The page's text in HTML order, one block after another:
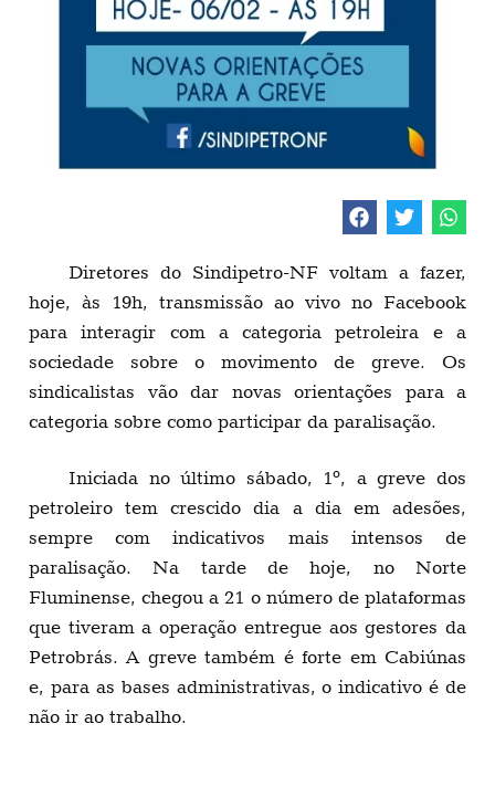
Diretores do Sindipetro-NF voltam a fazer,
hoje, às 19h, transmissão ao vivo no Facebook
para interagir com a categoria petroleira e a
sociedade sobre o movimento de greve. Os
sindicalistas vão dar novas orientações para a
categoria sobre como participar da paralisação.
Iniciada no último sábado, 1º, a greve dos
petroleiro tem crescido dia a dia em adesões,
sempre com indicativos mais intensos de
paralisação. Na tarde de hoje, no Norte
Fluminense, chegou a 21 o número de plataformas
que tiveram a operação entregue aos gestores da
Petrobrás. A greve também é forte em Cabiúnas
e, para as bases administrativas, o indicativo é de
não ir ao trabalho.